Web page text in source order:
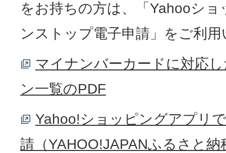
をお持ちの方は、「Yahooシ
ンストップ電子申請​」をご利
マイナンバーカードに対応
ン一覧のPDF
Yahoo!ショッピングアプリ
請（YAHOO!JAPANふるさと